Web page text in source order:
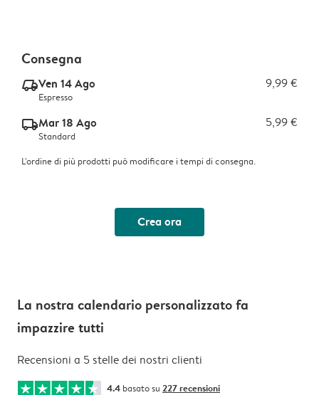
Consegna
delivery_express_v2Ven 14 Ago 9,99 €
Espresso
delivery_standard_v2Mar 18 Ago 5,99 €
Standard
L'ordine di più prodotti può modificare i tempi di consegna.
Crea ora
La nostra calendario personalizzato fa
impazzire tutti
Recensioni a 5 stelle dei nostri clienti
4.4 basato su 227 recensioni